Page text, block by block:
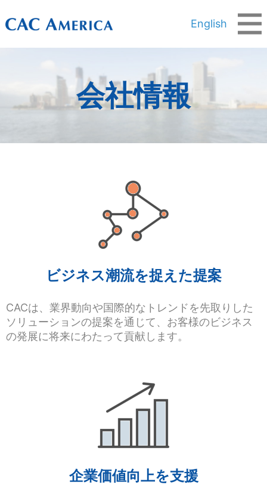
English
会社情報
ビジネス潮流を捉えた提案
CACは、業界動向や国際的なトレンドを先取りした
ソリューションの提案を通じて、お客様のビジネス
の発展に将来にわたって貢献します。
企業価値向上を支援